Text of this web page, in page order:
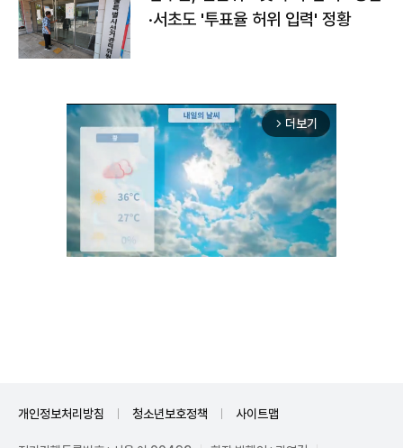
·서초도 '투표율 허위 입력' 정황
arrow_forward_ios 더보기
개인정보처리방침 청소년보호정책 사이트맵